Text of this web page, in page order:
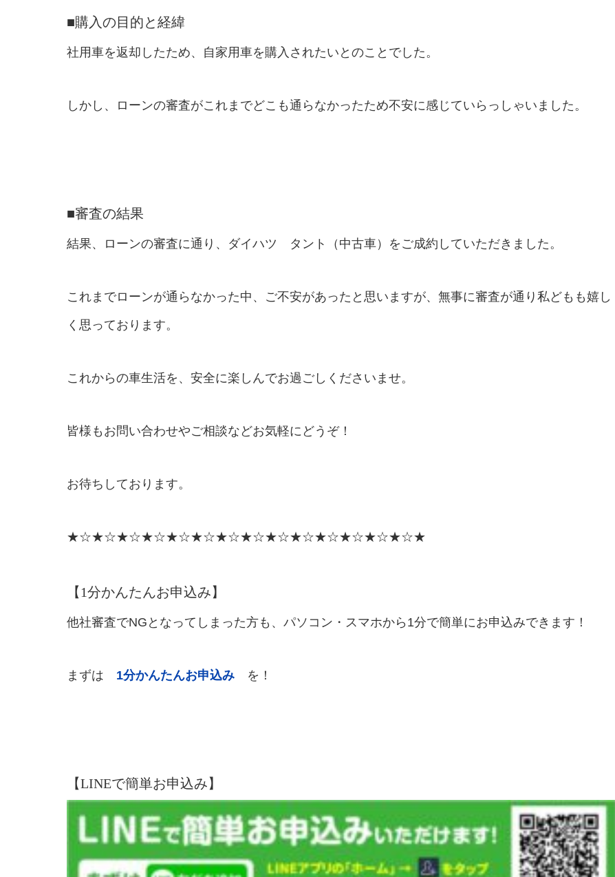
■購入の目的と経緯
社用車を返却したため、自家用車を購入されたいとのことでした。
しかし、ローンの審査がこれまでどこも通らなかったため不安に感じていらっしゃいました。
■審査の結果
結果、ローンの審査に通り、ダイハツ タント（中古車）をご成約していただきました。
これまでローンが通らなかった中、ご不安があったと思いますが、無事に審査が通り私どもも嬉し
く思っております。
これからの車生活を、安全に楽しんでお過ごしくださいませ。
皆様もお問い合わせやご相談などお気軽にどうぞ！
お待ちしております。
★☆★☆★☆★☆★☆★☆★☆★☆★☆★☆★☆★☆★☆★☆★
【1分かんたんお申込み】
他社審査でNGとなってしまった方も、パソコン・スマホから1分で簡単にお申込みできます！
まずは 1分かんたんお申込み を！
【LINEで簡単お申込み】